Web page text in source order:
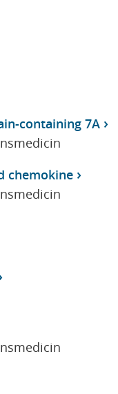
containing 7A
chemokine